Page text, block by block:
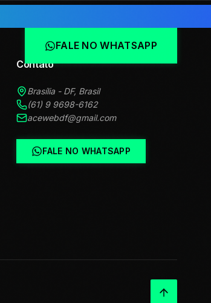
FALE NO WHATSAPP
Contato
Brasília - DF, Brasil
(61) 9 9698-6162
acewebdf@gmail.com
FALE NO WHATSAPP